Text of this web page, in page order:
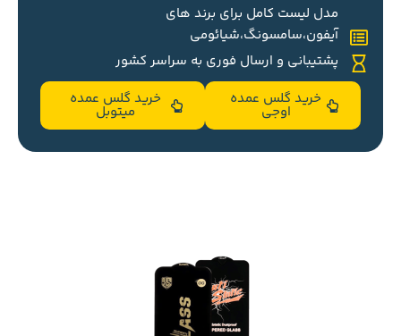
مدل لیست کامل برای برند های
آیفون،سامسونگ،شیائومی
پشتیبانی و ارسال فوری به سراسر کشور
خرید گلس عمده
اوجی
خرید گلس عمده
میتوبل